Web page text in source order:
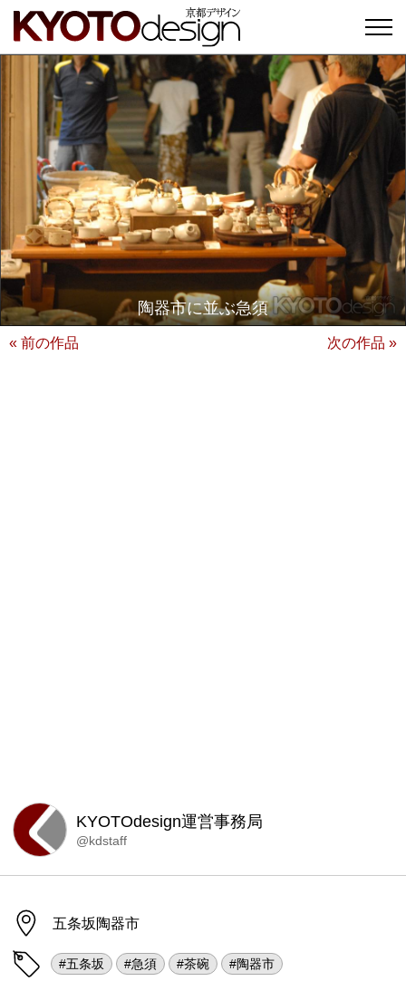
陶器市に並ぶ急須
« 前の作品 次の作品 »
KYOTOdesign運営事務局
@kdstaff
五条坂陶器市
#五条坂 #急須 #茶碗 #陶器市